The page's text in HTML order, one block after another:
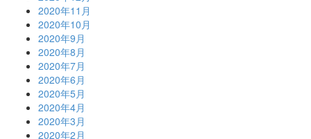
2020年11月
2020年10月
2020年9月
2020年8月
2020年7月
2020年6月
2020年5月
2020年4月
2020年3月
2020年2月